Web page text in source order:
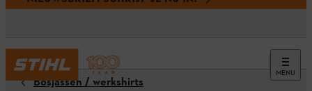
MENU
Bosjassen / werkshirts